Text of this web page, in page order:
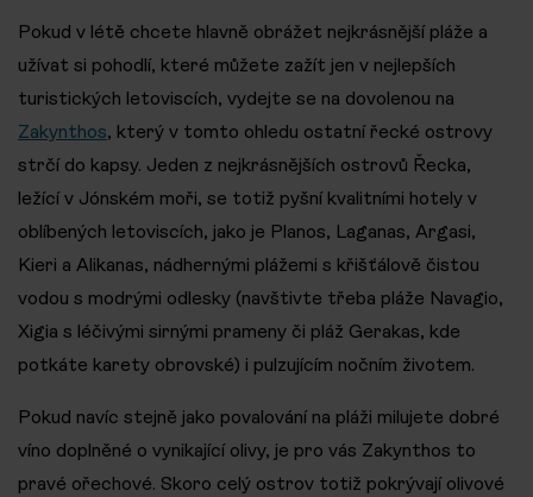
Pokud v létě chcete hlavně obrážet nejkrásnější pláže a
užívat si pohodlí, které můžete zažít jen v nejlepších
turistických letoviscích, vydejte se na dovolenou na
Zakynthos, který v tomto ohledu ostatní řecké ostrovy
strčí do kapsy. Jeden z nejkrásnějších ostrovů Řecka,
ležící v Jónském moři, se totiž pyšní kvalitními hotely v
oblíbených letoviscích, jako je Planos, Laganas, Argasi,
Kieri a Alikanas, nádhernými plážemi s křišťálově čistou
vodou s modrými odlesky (navštivte třeba pláže Navagio,
Xigia s léčivými sirnými prameny či pláž Gerakas, kde
potkáte karety obrovské) i pulzujícím nočním životem.
Pokud navíc stejně jako povalování na pláži milujete dobré
víno doplněné o vynikající olivy, je pro vás Zakynthos to
pravé ořechové. Skoro celý ostrov totiž pokrývají olivové